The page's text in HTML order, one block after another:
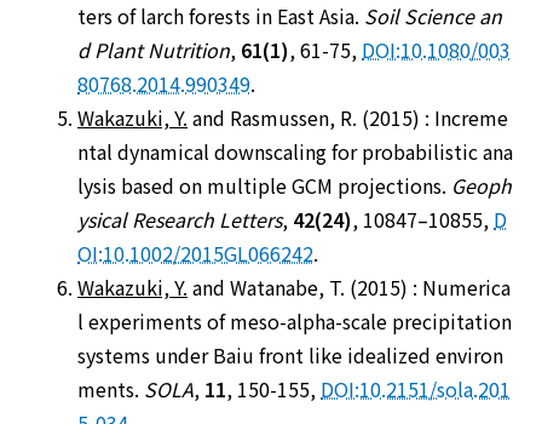
ters of larch forests in East Asia. Soil Science an
d Plant Nutrition, 61(1), 61-75, DOI:10.1080/003
80768.2014.990349.
Wakazuki, Y. and Rasmussen, R. (2015) : Increme
ntal dynamical downscaling for probabilistic ana
lysis based on multiple GCM projections. Geoph
ysical Research Letters, 42(24), 10847–10855, D
OI:10.1002/2015GL066242.
Wakazuki, Y. and Watanabe, T. (2015) : Numerica
l experiments of meso-alpha-scale precipitation
systems under Baiu front like idealized environ
ments. SOLA, 11, 150-155, DOI:10.2151/sola.201